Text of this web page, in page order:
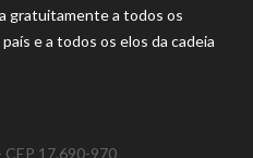
gratuitamente a todos os
e a todos os elos da cadeia
CEP 17.690-970